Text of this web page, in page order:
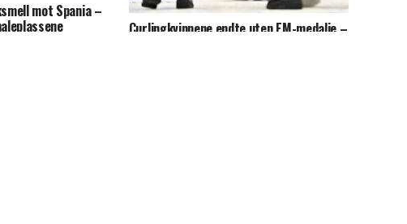
mot Spania –
Curlingkvinnene endte uten EM-medalje –